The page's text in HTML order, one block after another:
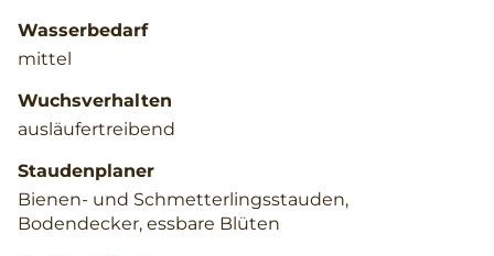
Wasserbedarf
mittel
Wuchsverhalten
ausläufertreibend
Staudenplaner
Bienen- und Schmetterlingsstauden,
Bodendecker, essbare Blüten